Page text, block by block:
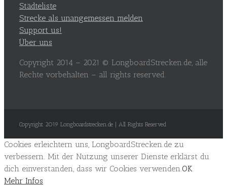
Städteliste
Strecke als unangemessen melden
Support us!
Über uns
Copyright 2014 – 2021 © LongboardStrecken.de, alle
Rechte vorbehalten – all rights reserved.
Copyright 2019 Longboardstrecken.de | All Rights Reserved
Cookies erleichtern uns, LongboardStrecken.de zu
verbessern. Mit der Nutzung unserer Dienste erklärst du
dich einverstanden, dass wir Cookies verwenden. OK
Mehr Infos